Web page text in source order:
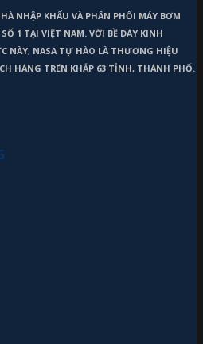
NHẬP KHẨU VÀ PHÂN PHỐI MÁY BƠM
1 TẠI VIỆT NAM. VỚI BỀ DÀY KINH
NÀY, NASA TỰ HÀO LÀ THƯƠNG HIỆU
HÀNG TRÊN KHẮP 63 TỈNH, THÀNH PHỐ.